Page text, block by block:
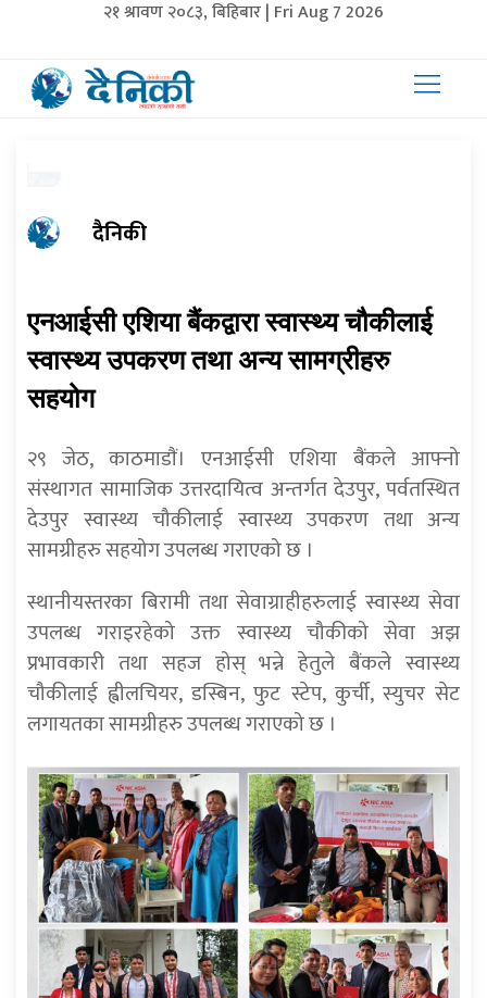
२१ श्रावण २०८३, बिहिबार | Fri Aug 7 2026
दैनिकी
एनआईसी एशिया बैंकद्वारा स्वास्थ्य चौकीलाई
स्वास्थ्य उपकरण तथा अन्य सामग्रीहरु
सहयोग
२९ जेठ, काठमाडाैं। एनआईसी एशिया बैंकले आफ्नो
संस्थागत सामाजिक उत्तरदायित्व अन्तर्गत देउपुर, पर्वतस्थित
देउपुर स्वास्थ्य चौकीलाई स्वास्थ्य उपकरण तथा अन्य
सामग्रीहरु सहयोग उपलब्ध गराएको छ ।
स्थानीयस्तरका बिरामी तथा सेवाग्राहीहरुलाई स्वास्थ्य सेवा
उपलब्ध गराइरहेको उक्त स्वास्थ्य चौकीको सेवा अझ
प्रभावकारी तथा सहज होस् भन्ने हेतुले बैंकले स्वास्थ्य
चौकीलाई ह्वीलचियर, डस्बिन, फुट स्टेप, कुर्ची, स्युचर सेट
लगायतका सामग्रीहरु उपलब्ध गराएको छ ।